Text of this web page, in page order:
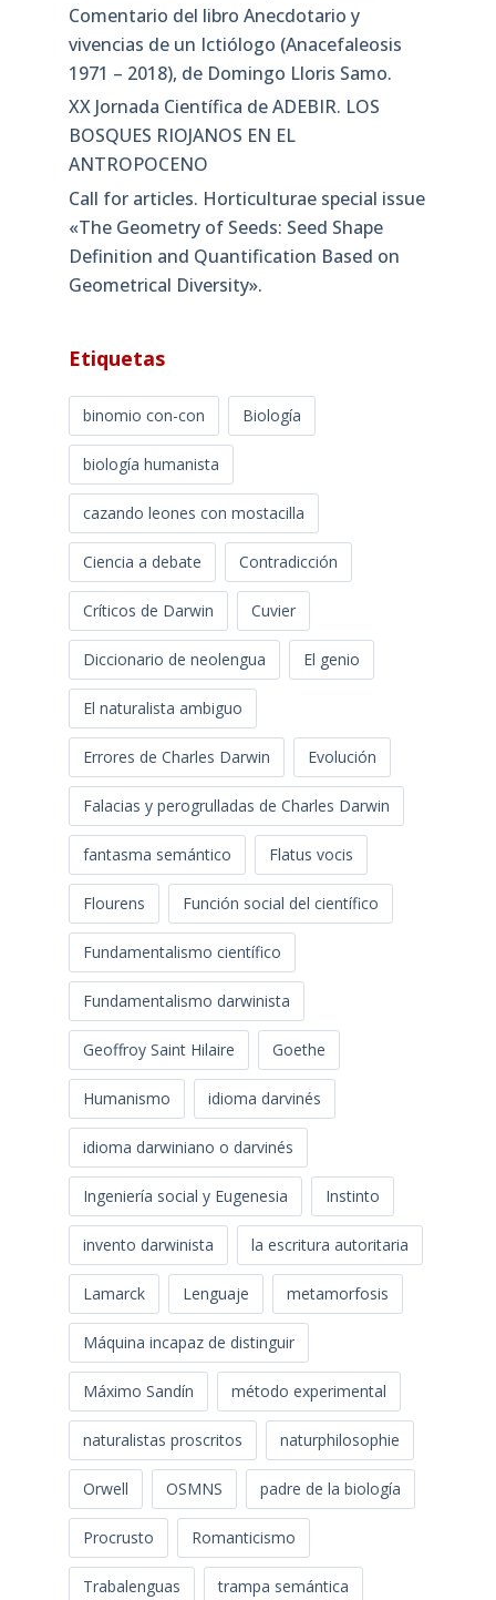
Comentario del libro Anecdotario y
vivencias de un Ictiólogo (Anacefaleosis
1971 – 2018), de Domingo Lloris Samo.
XX Jornada Científica de ADEBIR. LOS
BOSQUES RIOJANOS EN EL
ANTROPOCENO
Call for articles. Horticulturae special issue
«The Geometry of Seeds: Seed Shape
Definition and Quantification Based on
Geometrical Diversity»​.
Etiquetas
binomio con-con Biología
biología humanista
cazando leones con mostacilla
Ciencia a debate Contradicción
Críticos de Darwin Cuvier
Diccionario de neolengua El genio
El naturalista ambiguo
Errores de Charles Darwin Evolución
Falacias y perogrulladas de Charles Darwin
fantasma semántico Flatus vocis
Flourens Función social del científico
Fundamentalismo científico
Fundamentalismo darwinista
Geoffroy Saint Hilaire Goethe
Humanismo idioma darvinés
idioma darwiniano o darvinés
Ingeniería social y Eugenesia Instinto
invento darwinista la escritura autoritaria
Lamarck Lenguaje metamorfosis
Máquina incapaz de distinguir
Máximo Sandín método experimental
naturalistas proscritos naturphilosophie
Orwell OSMNS padre de la biología
Procrusto Romanticismo
Trabalenguas trampa semántica